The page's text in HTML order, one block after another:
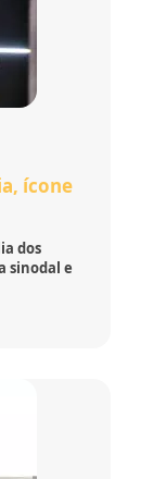
ícone
dos
sinodal e